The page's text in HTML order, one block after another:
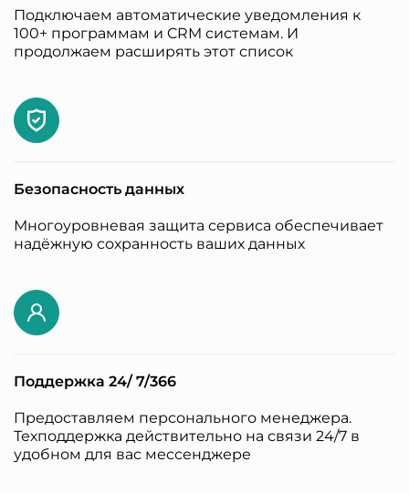
Подключаем автоматические уведомления к
100+ программам и CRM системам. И
продолжаем расширять этот список
Безопасность данных
Многоуровневая защита сервиса обеспечивает
надёжную сохранность ваших данных
Поддержка 24/ 7/366
Предоставляем персонального менеджера.
Техподдержка действительно на связи 24/7 в
удобном для вас мессенджере